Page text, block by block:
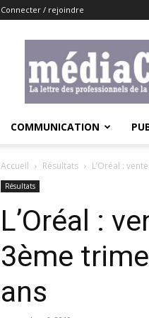
Connecter / rejoindre
COMMUNICATION
Accueil Résultats L’Oréal :
Résultats
L’Oréal :
3ème
ans